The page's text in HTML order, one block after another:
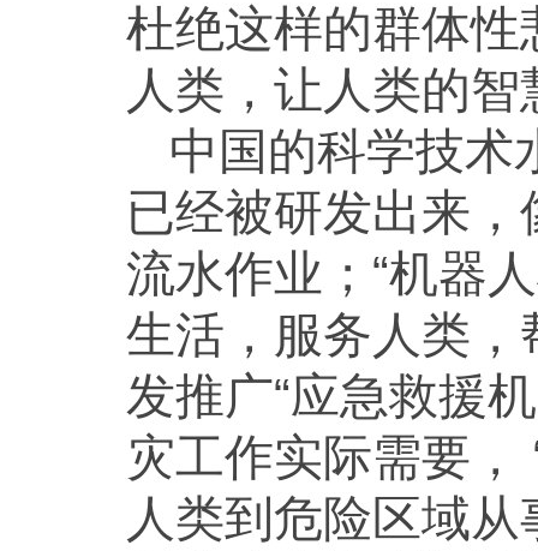
杜绝这样的群体
人类，让人类的
中国的科学技术
已经被研发出来
流水作业；“机器
生活，服务人类
发推广“应急救援
灾工作实际需要，
人类到危险区域